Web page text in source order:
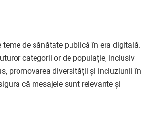
de sănătate publică în era digitală.
categoriilor de populație, inclusiv
promovarea diversității și incluziunii în
că mesajele sunt relevante și